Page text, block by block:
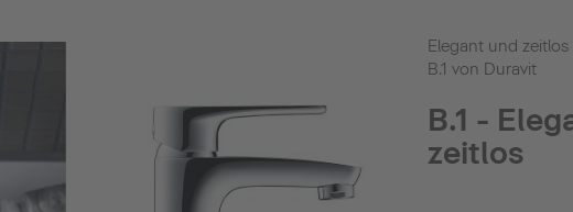
Elegant und
B.1 von Duravit
B.1 -
zeitlos